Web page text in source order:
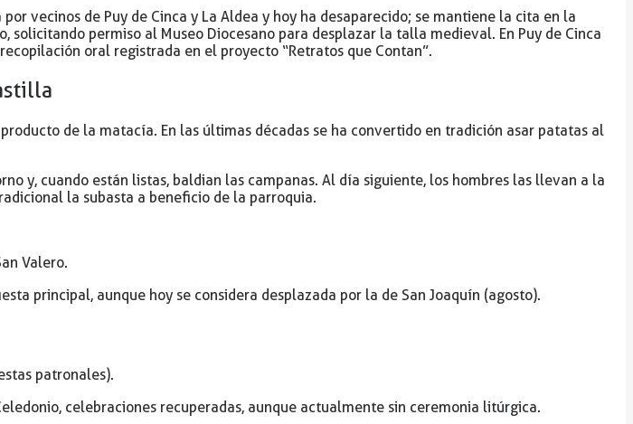
vecinos de Puy de Cinca y La Aldea y hoy ha desaparecido; se mantiene la cita en la
solicitando permiso al Museo Diocesano para desplazar la talla medieval. En Puy de Cinca
oral registrada en el proyecto “Retratos que Contan”.
de la matacía. En las últimas décadas se ha convertido en tradición asar patatas al
y, cuando están listas, baldian las campanas. Al día siguiente, los hombres las llevan a la
la subasta a beneficio de la parroquia.
Valero.
principal, aunque hoy se considera desplazada por la de San Joaquín (agosto).
patronales).
celebraciones recuperadas, aunque actualmente sin ceremonia litúrgica.